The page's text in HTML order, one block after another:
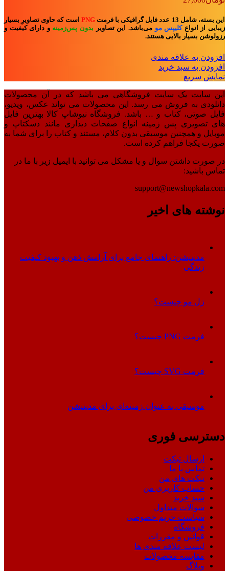
این بسته، شامل 13 عدد فایل گرافیکی با فرمت PNG است که حاوی تصاویرِ بسیار
زیبایی از انواعکلیپس مو می‌باشد. این تصاویر بدون پس‌زمینه و دارای کیفیت و
رزولوشن بسیار بالایی هستند.
افزودن به علاقه مندی
افزودن به سبد خرید
نمایش سریع
این سایت یک سایت فروشگاهی می باشد که در آن محصولات
دانلودی به فروش می رسد. این محصولات می تواند عکس، ویدیو،
فایل صوتی، کتاب و … باشد. فروشگاه نیوشاپ کالا بهترین فایل
های تصویری پس زمینه انواع صفحات دیداری مانند دسکتاپ و
موبایل و همچنین موسیقی بدون کلام، مستند و کتاب را برای شما به
صورت یکجا فراهم کرده است.
در صورت داشتن سوال و یا مشکل می توانید با ایمیل زیر با ما در
تماس باشید:
support@newshopkala.com
نوشته های اخیر
مدیتیشن: راهنمای جامع برای آرامش ذهن و بهبود کیفیت
زندگی
ژل مو چیست؟
فرمت PNG چیست؟
فرمت SVG چیست؟
موسیقی به عنوان زمینه‌ای برای مدیتیشن
دسترسی فوری
ارسال تیکت
تماس با ما
تیکت های من
حساب کاربری من
سبد خرید
سوالات متداول
سیاست حریم خصوصی
فروشگاه
قوانین و مقررات
لیست علاقه مندی ها
مقایسه محصولات
وبلاگ